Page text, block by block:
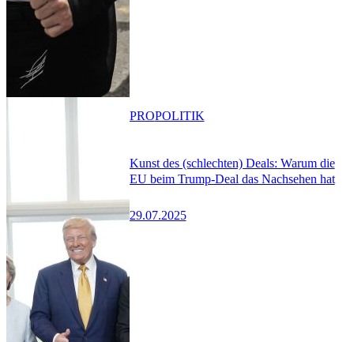
Kunst des (schlechten) Deals: Warum die
EU beim Trump-Deal das Nachsehen hat
29.07.2025
PROPOLITIK